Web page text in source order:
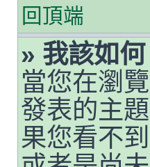
回頂端
» 我該如
當您在瀏
發表的主
果您看不